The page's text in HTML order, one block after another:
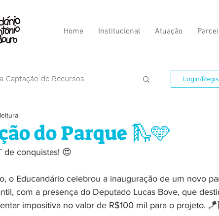
Home Institucional Atuação
Captação de Recursos Login/
do Parque 🛝🩵
de conquistas! 😍
o Educandário celebrou a inauguração de um novo
com a presença do Deputado Lucas Bove, que
impositiva no valor de R$100 mil para o projeto.